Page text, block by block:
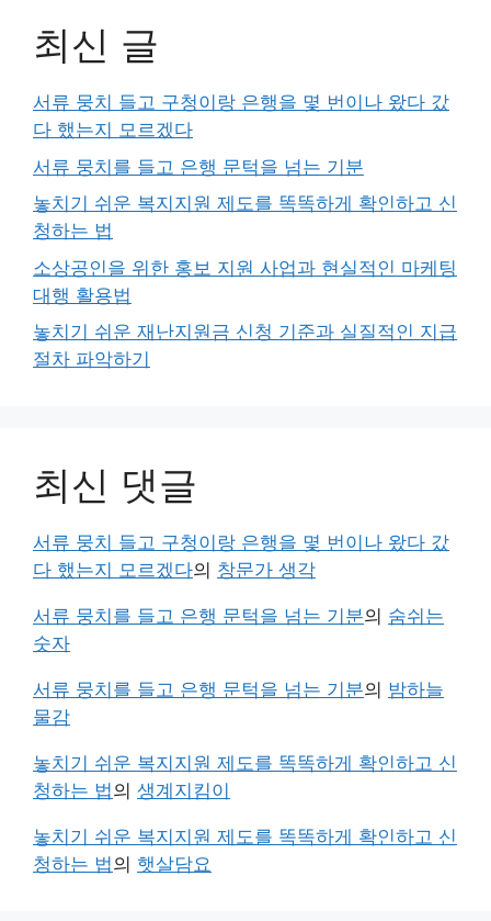
최신 글
서류 뭉치 들고 구청이랑 은행을 몇 번이나 왔다 갔
다 했는지 모르겠다
서류 뭉치를 들고 은행 문턱을 넘는 기분
놓치기 쉬운 복지지원 제도를 똑똑하게 확인하고 신
청하는 법
소상공인을 위한 홍보 지원 사업과 현실적인 마케팅
대행 활용법
놓치기 쉬운 재난지원금 신청 기준과 실질적인 지급
절차 파악하기
최신 댓글
서류 뭉치 들고 구청이랑 은행을 몇 번이나 왔다 갔
다 했는지 모르겠다의 창문가 생각
서류 뭉치를 들고 은행 문턱을 넘는 기분의 숨쉬는
숫자
서류 뭉치를 들고 은행 문턱을 넘는 기분의 밤하늘
물감
놓치기 쉬운 복지지원 제도를 똑똑하게 확인하고 신
청하는 법의 생계지킴이
놓치기 쉬운 복지지원 제도를 똑똑하게 확인하고 신
청하는 법의 햇살담요